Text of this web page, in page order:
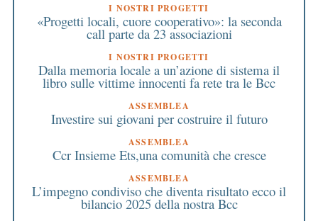
I NOSTRI PROGETTI
«Progetti locali, cuore cooperativo»: la seconda
call parte da 23 associazioni
I NOSTRI PROGETTI
Dalla memoria locale a un’azione di sistema il
libro sulle vittime innocenti fa rete tra le Bcc
ASSEMBLEA
Investire sui giovani per costruire il futuro
ASSEMBLEA
Ccr Insieme Ets,una comunità che cresce
ASSEMBLEA
L’impegno condiviso che diventa risultato ecco il
bilancio 2025 della nostra Bcc